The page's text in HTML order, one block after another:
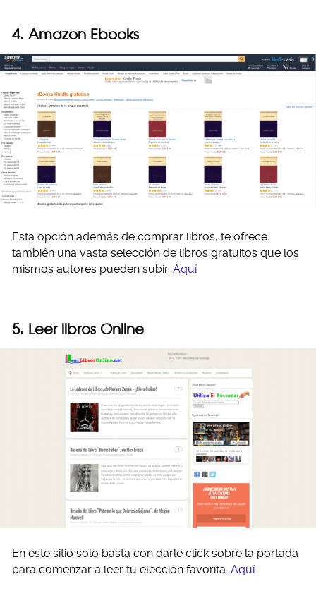
4. Amazon Ebooks
Esta opción además de comprar libros, te ofrece
también una vasta selección de libros gratuitos que los
mismos autores pueden subir. Aquí
5. Leer libros Online
En este sitio solo basta con darle click sobre la portada
para comenzar a leer tu elección favorita. Aquí